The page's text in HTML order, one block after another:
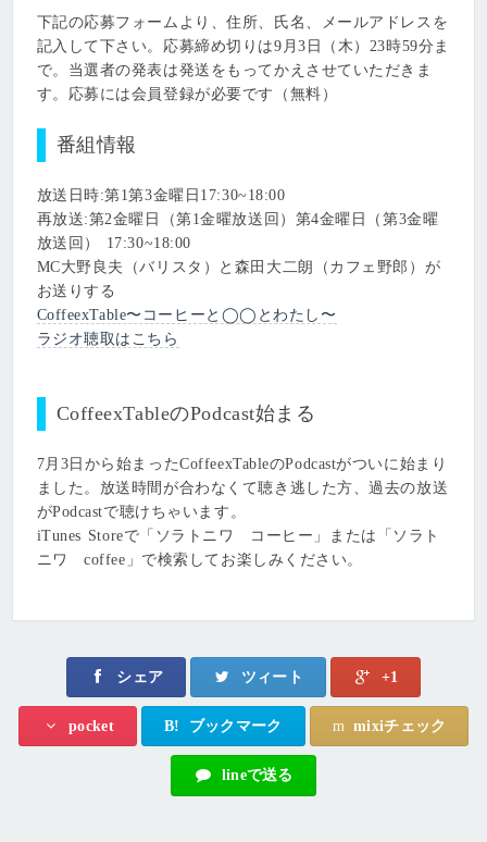
下記の応募フォームより、住所、氏名、メールアドレスを
記入して下さい。応募締め切りは9月3日（木）23時59分ま
で。当選者の発表は発送をもってかえさせていただきま
す。応募には会員登録が必要です（無料）
番組情報
放送日時:第1第3金曜日17:30~18:00
再放送:第2金曜日（第1金曜放送回）第4金曜日（第3金曜
放送回） 17:30~18:00
MC大野良夫（バリスタ）と森田大二朗（カフェ野郎）が
お送りする
CoffeexTable〜コーヒーと◯◯とわたし〜
ラジオ聴取はこちら
CoffeexTableのPodcast始まる
7月3日から始まったCoffeexTableのPodcastがついに始まり
ました。放送時間が合わなくて聴き逃した方、過去の放送
がPodcastで聴けちゃいます。
iTunes Storeで「ソラトニワ コーヒー」または「ソラト
ニワ coffee」で検索してお楽しみください。
シェア ツィート +1
pocket B! ブックマーク m mixiチェック
lineで送る